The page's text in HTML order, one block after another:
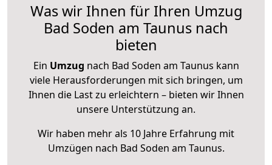
Was wir Ihnen für Ihren Umzug
Bad Soden am Taunus nach
bieten
Ein Umzug nach Bad Soden am Taunus kann
viele Herausforderungen mit sich bringen, um
Ihnen die Last zu erleichtern – bieten wir Ihnen
unsere Unterstützung an.
Wir haben mehr als 10 Jahre Erfahrung mit
Umzügen nach Bad Soden am Taunus.